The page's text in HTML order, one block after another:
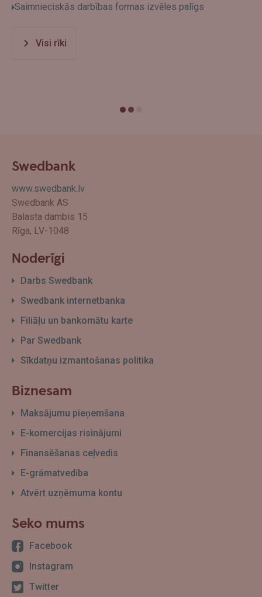
Saimnieciskās darbības formas izvēles palīgs
Visi rīki
Swedbank
www.swedbank.lv
Swedbank AS
Balasta dambis 15
Rīga, LV-1048
Noderīgi
Darbs Swedbank
Swedbank internetbanka
Filiāļu un bankomātu karte
Par Swedbank
Sīkdatņu izmantošanas politika
Biznesam
Maksājumu pieņemšana
E-komercijas risinājumi
Finansēšanas ceļvedis
E-grāmatvedība
Atvērt uzņēmuma kontu
Seko mums
Facebook
Instagram
Twitter